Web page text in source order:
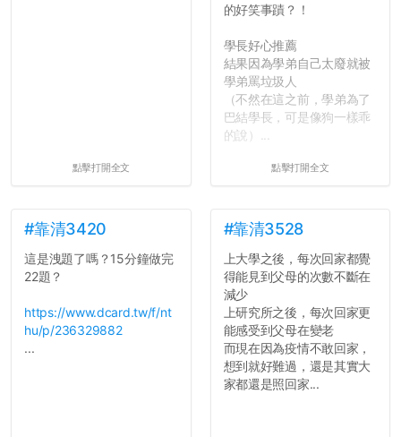
點擊打開全文
的好笑事蹟？！
學長好心推薦
結果因為學弟自己太廢就被
學弟罵垃圾人
（不然在這之前，學弟為了
巴結學長，可是像狗一樣乖
的說）...
點擊打開全文
#靠清3420
這是洩題了嗎？15分鐘做完
22題？
https://www.dcard.tw/f/nt
hu/p/236329882
...
#靠清3528
上大學之後，每次回家都覺
得能見到父母的次數不斷在
減少
上研究所之後，每次回家更
能感受到父母在變老
而現在因為疫情不敢回家，
想到就好難過，還是其實大
家都還是照回家...